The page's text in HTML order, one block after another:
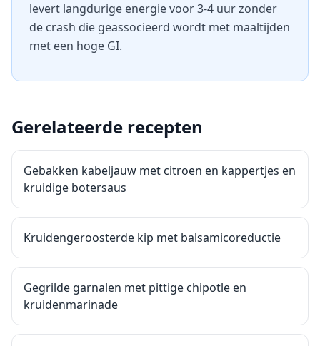
levert langdurige energie voor 3-4 uur zonder
de crash die geassocieerd wordt met maaltijden
met een hoge GI.
Gerelateerde recepten
Gebakken kabeljauw met citroen en kappertjes en
kruidige botersaus
Kruidengeroosterde kip met balsamicoreductie
Gegrilde garnalen met pittige chipotle en
kruidenmarinade